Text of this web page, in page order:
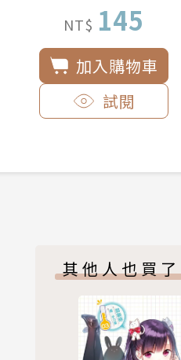
NT$ 145
加入購物車
試閱
其他人也買了